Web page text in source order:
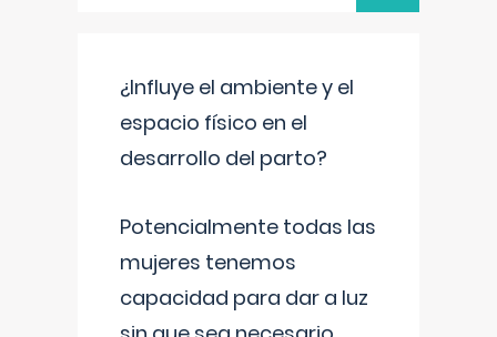
¿Influye el ambiente y el
espacio físico en el
desarrollo del parto?
Potencialmente todas las
mujeres tenemos
capacidad para dar a luz